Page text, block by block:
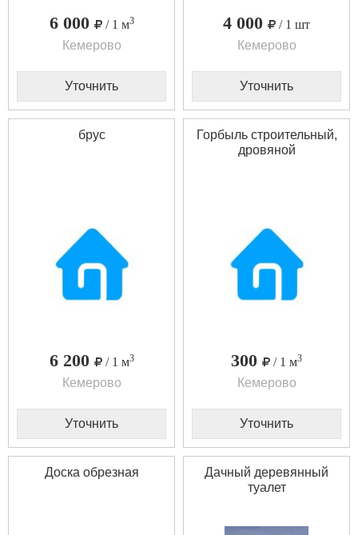
6 000 / 1 м3
Кемерово
Уточнить
4 000
/ 1 шт
Кемерово
Уточнить
брус
6 200 / 1 м3
Кемерово
Уточнить
Горбыль строительный,
дровяной
300 / 1 м3
Кемерово
Уточнить
Доска обрезная
Дачный деревянный
туалет